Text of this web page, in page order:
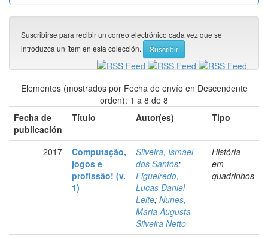
Suscribirse para recibir un correo electrónico cada vez que se
introduzca un ítem en esta colección.
Elementos (mostrados por Fecha de envío en Descendente
orden): 1 a 8 de 8
Fecha de
publicación
Título Autor(es) Tipo
2017
Computação,
jogos e
profissão! (v.
1)
Silveira, Ismael
dos Santos;
Figueiredo,
Lucas Daniel
Leite; Nunes,
Maria Augusta
Silveira Netto
História
em
quadrinhos